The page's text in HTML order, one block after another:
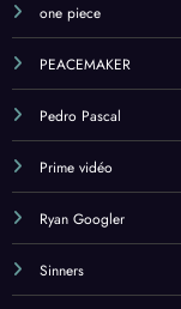
one piece
PEACEMAKER
Pedro Pascal
Prime vidéo
Ryan Googler
Sinners